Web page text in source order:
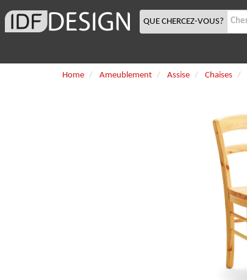
QUE CHERCEZ-VOUS?
Home Ameublement Assise Chaises